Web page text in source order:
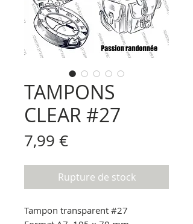
TAMPONS
CLEAR #27
7,99 €Prix
Rupture de stock
Tampon transparent #27